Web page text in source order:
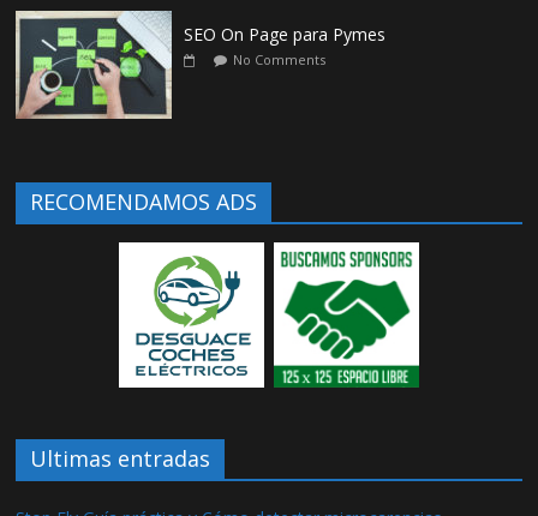
SEO On Page para Pymes
No Comments
RECOMENDAMOS ADS
Ultimas entradas